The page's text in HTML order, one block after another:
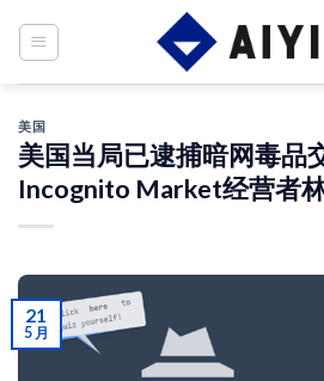
美国
美国当局已逮捕暗网毒品
Incognito Market经营者
21
5 月